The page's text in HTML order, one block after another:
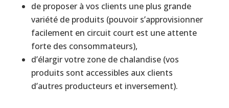
de proposer à vos clients une plus grande
variété de produits (pouvoir s’approvisionner
facilement en circuit court est une attente
forte des consommateurs),
d’élargir votre zone de chalandise (vos
produits sont accessibles aux clients
d’autres producteurs et inversement).